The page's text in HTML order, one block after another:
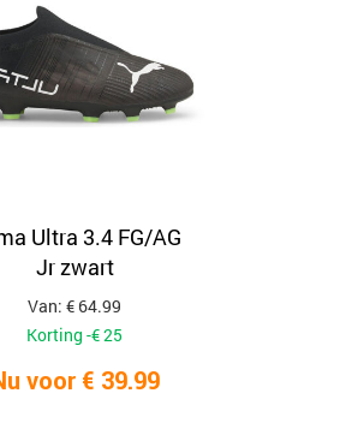
Ultra 3.4 FG/AG
Jr zwart
Van: € 64.99
Korting -€ 25
voor € 39.99